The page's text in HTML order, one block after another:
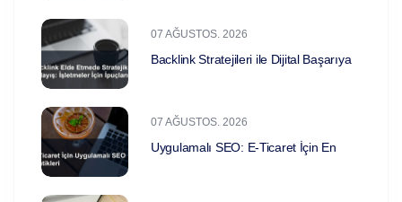
07 AĞUSTOS. 2026
Backlink Stratejileri ile Dijital Başarıya
07 AĞUSTOS. 2026
Uygulamalı SEO: E-Ticaret İçin En